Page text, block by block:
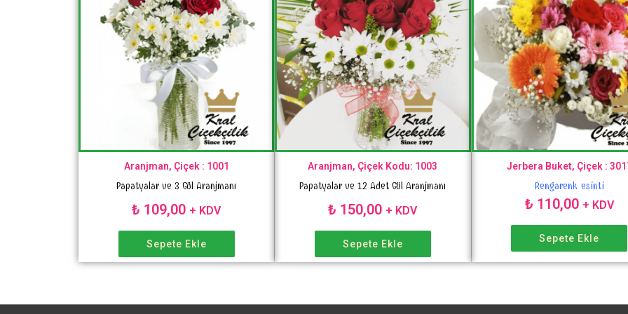
Aranjman, Çiçek : 1001
Papatyalar ve 3 Gül Aranjmanı
₺ 109,00 + KDV
Sepete Ekle
Aranjman, Çiçek Kodu: 1003
Papatyalar ve 12 Adet Gül Aranjmanı
₺ 150,00 + KDV
Sepete Ekle
Jerbera Buket, Çiçek :
Rengarenk esinti
₺ 110,00 + KDV
Sepete Ekle